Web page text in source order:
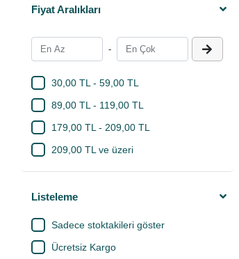
Fiyat Aralıkları
-
30,00 TL - 59,00 TL
89,00 TL - 119,00 TL
179,00 TL - 209,00 TL
209,00 TL ve üzeri
Listeleme
Sadece stoktakileri göster
Ücretsiz Kargo